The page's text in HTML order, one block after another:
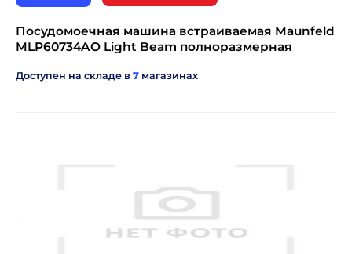
Посудомоечная машина встраиваемая Maunfeld
MLP60734AO Light Beam полноразмерная
Доступен на складе в 7 магазинах